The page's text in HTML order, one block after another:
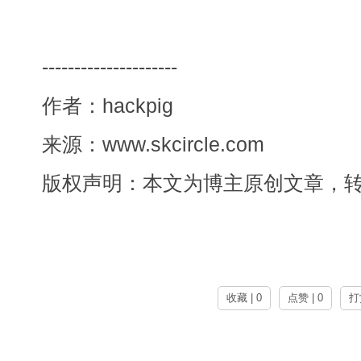
---------------------
作者：hackpig
来源：www.skcircle.com
版权声明：本文为博主原创文章，
收藏 | 0 点赞 | 0